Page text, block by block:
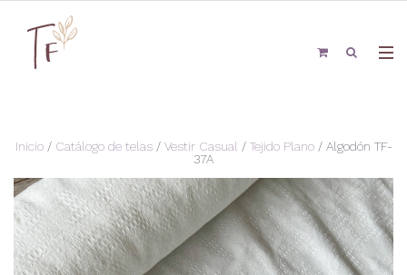
Inicio/ Catálogo de telas/ Vestir Casual / Tejido Plano/ Algodón TF-
37A